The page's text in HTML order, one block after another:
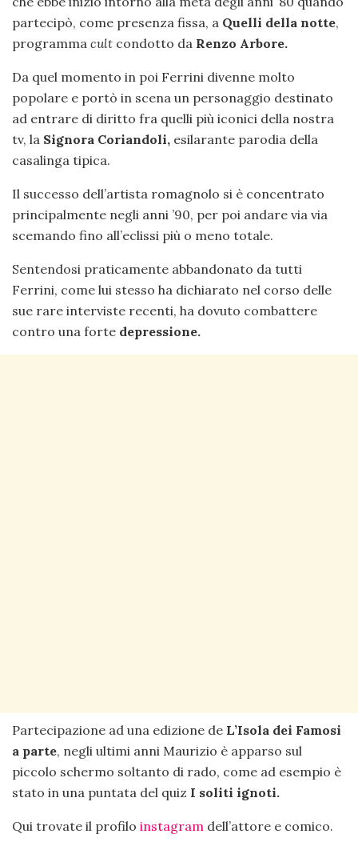
partecipò, come presenza fissa, a Quelli della notte,
programma cult condotto da Renzo Arbore.
Da quel momento in poi Ferrini divenne molto
popolare e portò in scena un personaggio destinato
ad entrare di diritto fra quelli più iconici della nostra
tv, la Signora Coriandoli, esilarante parodia della
casalinga tipica.
Il successo dell’artista romagnolo si è concentrato
principalmente negli anni ’90, per poi andare via via
scemando fino all’eclissi più o meno totale.
Sentendosi praticamente abbandonato da tutti
Ferrini, come lui stesso ha dichiarato nel corso delle
sue rare interviste recenti, ha dovuto combattere
contro una forte depressione.
Partecipazione ad una edizione de L’Isola dei Famosi
a parte, negli ultimi anni Maurizio è apparso sul
piccolo schermo soltanto di rado, come ad esempio è
stato in una puntata del quiz I soliti ignoti.
Qui trovate il profilo instagram dell’attore e comico.